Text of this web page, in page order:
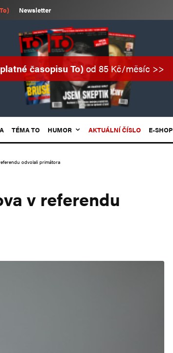
Newsletter
časopisu To)od 85 Kč/měsíc >>
TÉMA TO HUMOR AKTUÁLNÍ ČÍSLO E-SHOP
odvolali primátora
v referendu